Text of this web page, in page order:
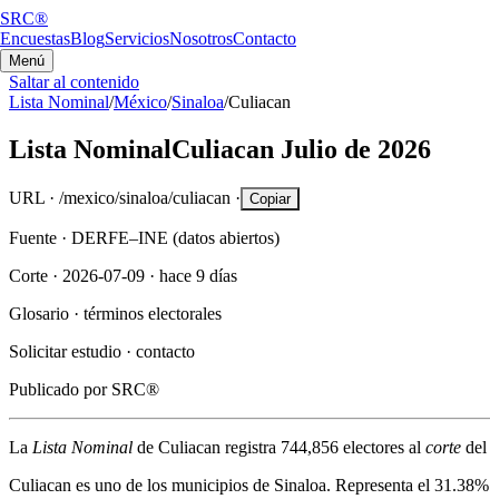
SRC®
EncuestasBlogServiciosNosotrosContacto
Menú
Saltar al contenido
Lista Nominal/México/Sinaloa/Culiacan
Lista NominalCuliacan Julio de 2026
URL · /mexico/sinaloa/culiacan · Copiar
Fuente · DERFE–INE (datos abiertos)
Corte · 2026-07-09 · hace 9 días
Glosario · términos electorales
Solicitar estudio · contacto
Publicado por SRC®
La Lista Nominal de Culiacan registra 744,856 electores al corte del
Culiacan es uno de los municipios de Sinaloa. Representa el 31.38%